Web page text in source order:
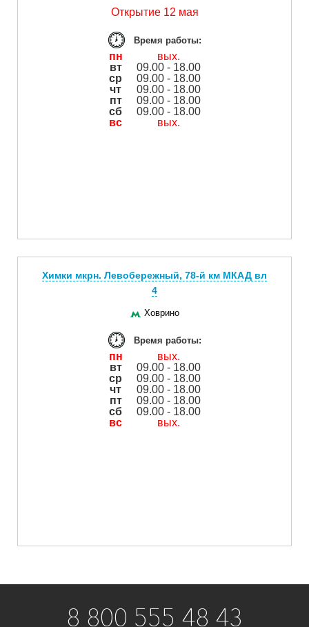
Открытие 12 мая
Время работы:
пн
вых.
вт
09.00 - 18.00
ср
09.00 - 18.00
чт
09.00 - 18.00
пт
09.00 - 18.00
сб
09.00 - 18.00
вс
вых.
Химки мкрн. Левобережный, 78-й км МКАД вл
4
Ховрино
Время работы:
пн
вых.
вт
09.00 - 18.00
ср
09.00 - 18.00
чт
09.00 - 18.00
пт
09.00 - 18.00
сб
09.00 - 18.00
вс
вых.
8 800 555 48 43